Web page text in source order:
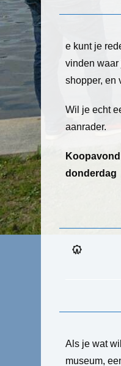
e kunt je
vinden waar
shopper, en
Wil je echt
aanrader.
donderdag
Als je wat
museum,